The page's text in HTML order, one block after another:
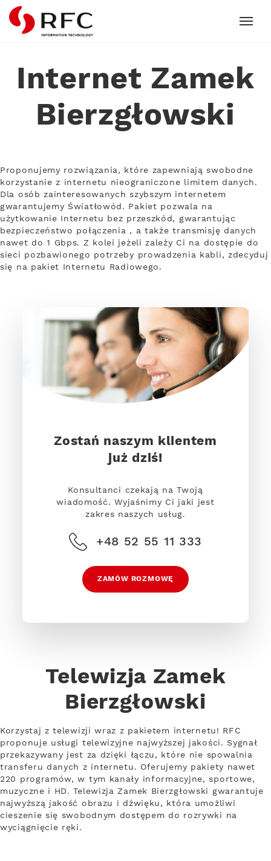
RFC
Internet Zamek
Bierzgłowski
Proponujemy rozwiązania, które zapewniają swobodne
korzystanie z internetu nieograniczone limitem danych.
Dla osób zainteresowanych szybszym internetem
gwarantujemy Światłowód. Pakiet pozwala na
użytkowanie Internetu bez przeszkód, gwarantując
bezpieczeństwo połączenia , a także transmisję danych
nawet do 1 Gbps. Z kolei jeżeli zależy Ci na dostępie do
sieci pozbawionego potrzeby prowadzenia kabli, zdecyduj
się na pakiet Internetu Radiowego.
Zostań naszym klientem
już dziś!
Konsultanci czekają na Twoją
wiadomość. Wyjaśnimy Ci jaki jest
zakres naszych usług.
+48 52 55 11 333
ZAMÓW ROZMOWĘ
Telewizja Zamek
Bierzgłowski
Korzystaj z telewizji wraz z pakietem internetu! RFC
proponuje usługi telewizyjne najwyższej jakości. Sygnał
przekazywany jest za dzięki łączu, które nie spowalnia
transferu danych z internetu. Oferujemy pakiety nawet
220 programów, w tym kanały informacyjne, sportowe,
muzyczne i HD. Telewizja Zamek Bierzgłowski gwarantuje
najwyższą jakość obrazu i dźwięku, która umożliwi
cieszenie się swobodnym dostępem do rozrywki na
wyciągnięcie ręki.